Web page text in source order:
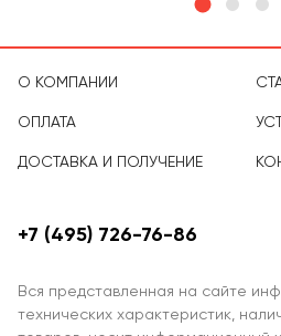
О КОМПАНИИ
ОПЛАТА
ДОСТАВКА И ПОЛУЧЕНИЕ
Вся представленная на сайте
технических характеристик,
+7 (495) 726-76-86